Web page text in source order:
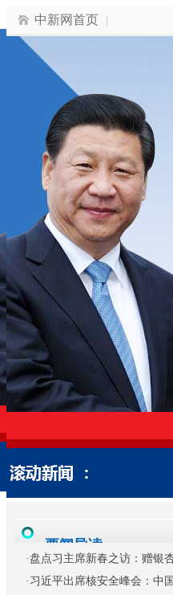
中新网首页
要闻导读
·盘点习主席新春之访：赠银
· 习近平出席核安全峰会：中